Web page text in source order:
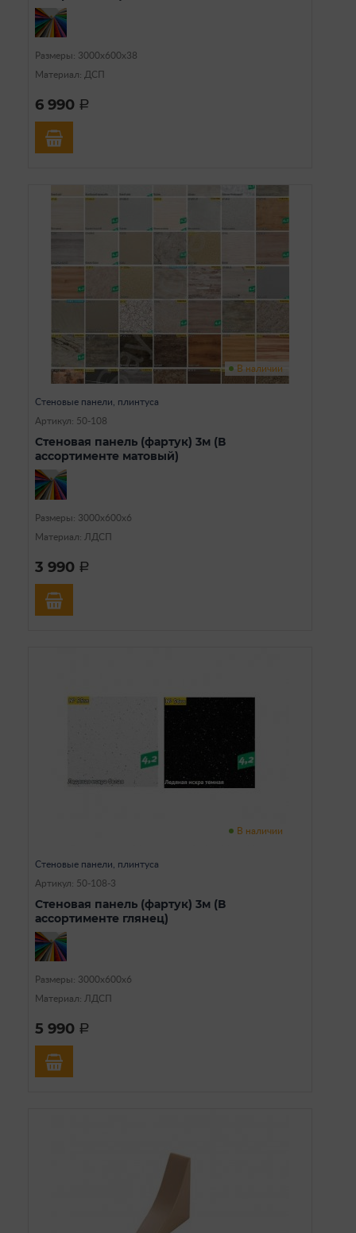
Размеры: 3000х600х38
Материал: ДСП
6 990 a
В наличии
Стеновые панели, плинтуса
Артикул: 50-108
Стеновая панель (фартук) 3м (В
ассортименте матовый)
Размеры: 3000х600х6
Материал: ЛДСП
3 990 a
В наличии
Стеновые панели, плинтуса
Артикул: 50-108-3
Стеновая панель (фартук) 3м (В
ассортименте глянец)
Размеры: 3000х600х6
Материал: ЛДСП
5 990 a